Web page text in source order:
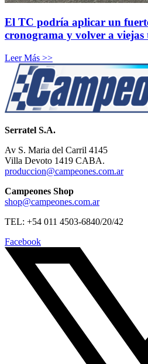
El TC podría aplicar un
cronograma y volver a viejas
Leer Más >>
Serratel S.A.
Av S. Maria del Carril 4145
Villa Devoto 1419 CABA.
produccion@campeones.com.ar
Campeones Shop
shop@campeones.com.ar
TEL: +54 011 4503-6840/20/42
Facebook